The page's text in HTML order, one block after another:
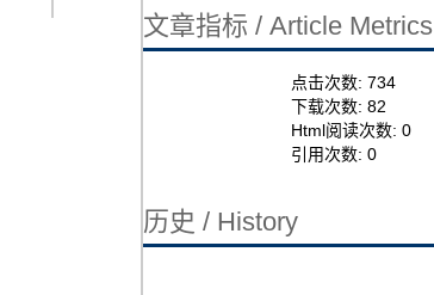
文章指标 / Article Metrics
点击次数:734
下载次数:82
Html阅读次数:0
引用次数:0
历史 / History